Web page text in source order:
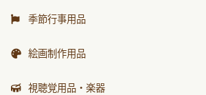
運動遊具
季節行事用品
運動会用品
絵画制作用品
画材
視聴覚用品・楽器